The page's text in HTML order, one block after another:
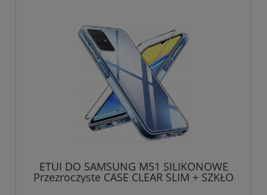
ETUI DO SAMSUNG M51 SILIKONOWE
Przezroczyste CASE CLEAR SLIM + SZKŁO